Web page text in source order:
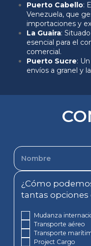
Puerto Cabello:
Venezuela, que
importaciones y
La Guaira:
esencial para el
comercial.
Puerto Sucre:
envíos a granel y
¿Cómo
tantas opciones
Mudanza
Transporte aéreo
Transporte
Project Cargo